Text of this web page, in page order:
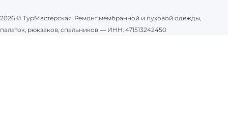
2026 © ТурМастерская. Ремонт мембранной и пуховой одежды,
палаток, рюкзаков, спальников — ИНН: 471513242450